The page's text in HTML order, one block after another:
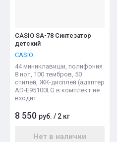
CASIO SA-78 Синтезатор
детский
CASIO
44 миниклавиши, полифония
8 нот, 100 тембров, 50
стилей, ЖК-дисплей (адаптер
AD-E95100LG в комплект не
входит
8 550 руб. / 2 кг
Нет в наличии